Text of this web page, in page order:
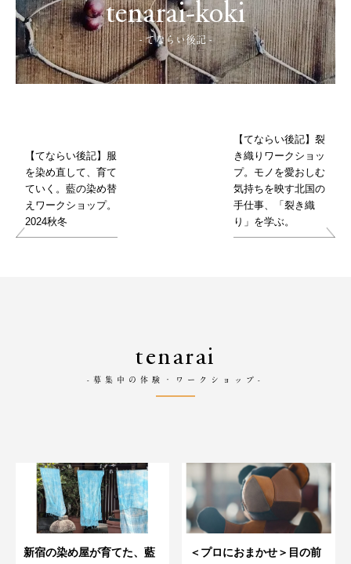
tenarai-koki
- てならい後記 -
【てならい後記】服
を染め直して、育て
ていく。藍の染め替
えワークショップ。
2024秋冬
【てならい後記】裂
き織りワークショッ
プ。モノを愛おしむ
気持ちを映す北国の
手仕事、「裂き織
り」を学ぶ。
tenarai
-募集中の体験・ワークショップ-
新宿の染め屋が育てた、藍 ＜プロにおまかせ＞目の前